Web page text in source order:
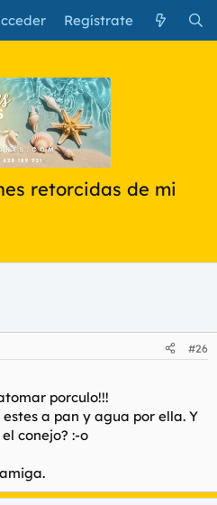
Regístrate
retorcidas de mi
#26
porculo!!!
a pan y agua por ella. Y
conejo? :-o